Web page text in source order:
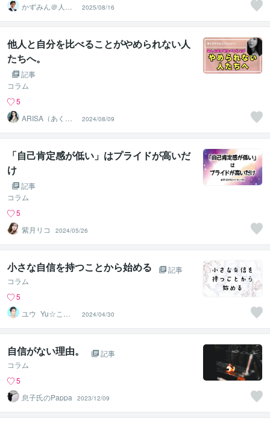
かずみん＠人生
のモヤモヤ解消
アドバイザー
2025/08/16
他人と自分を比べることがやめられない人
たちへ。
記事
コラム
5
ARISA（あくま
ちゃん）
2024/08/09
「自己肯定感が低い」はプライドが高いだ
け
記事
コラム
5
紫月リコ
2024/05/26
小さな自信を持つことから始める
記事
コラム
5
ユウ_Yu☆ここ
ろのメンテナン
スルーム
2024/04/30
自信がない理由。
記事
コラム
5
息子氏のPappa
2023/12/09